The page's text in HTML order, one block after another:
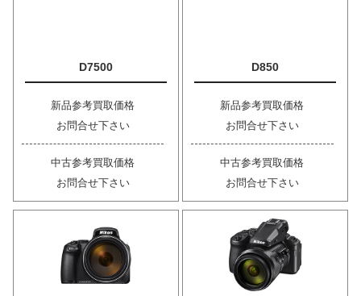
D7500
新品参考買取価格
お問合せ下さい
中古参考買取価格
お問合せ下さい
D850
新品参考買取価格
お問合せ下さい
中古参考買取価格
お問合せ下さい